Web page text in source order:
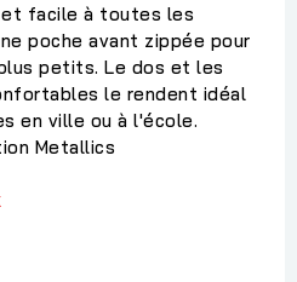
facile à toutes les
poche avant zippée pour
petits. Le dos et les
le rendent idéal
en ville ou à l'école.
Metallics